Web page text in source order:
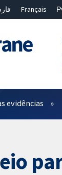
Français
evidências